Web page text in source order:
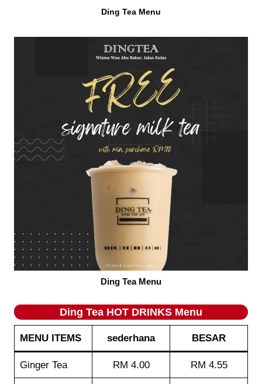
Ding Tea Menu
Ding Tea Menu
Ding Tea HOT DRINKS Menu
MENU ITEMS sederhana BESAR
Ginger Tea RM 4.00 RM 4.55